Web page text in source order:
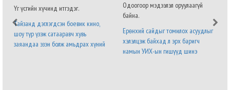
Үг үсгийн хүчинд итгэдэг.
Тайзанд дэглэгдсэн боевик кино,
шоу түр үзэж сатааравч хувь
заяандаа эзэн болж амьдрах хүний
Одоогоор мэдээлэл оруулаагүй
байна.
Ерөнхий сайдыг томилох асуудлыг
хэлэлцэж байхад л эрх баригч
намын УИХ-ын гишүүд шинэ